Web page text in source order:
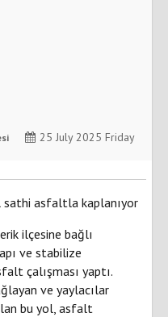
25 July 2025 Friday
sathi asfaltla kaplanıyor
ilçesine bağlı
ve stabilize
çalışması yaptı.
ve yaylacılar
bu yol, asfalt